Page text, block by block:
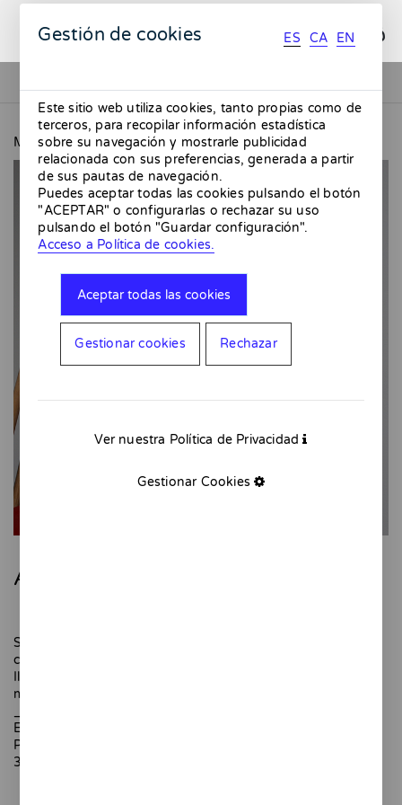
EN
MMMMERCAT Arengades - serigrafía
Arengades - serigrafía
Siempre me han gustado las sardinas bien ordenadas en
cajas redondas de madera.
manual.
Edición limitada de 10 unidades.
Papel de 300 gr.
35 x 35 cm.
Gestión de cookies ES CA EN
Este sitio web utiliza cookies, tanto propias como de
terceros, para recopilar información estadística
sobre su navegación y mostrarle publicidad
relacionada con sus preferencias, generada a partir
de sus pautas de navegación.
Puedes aceptar todas las cookies pulsando el botón
"ACEPTAR" o configurarlas o rechazar su uso
pulsando el botón "Guardar configuración".
Acceso a Política de cookies.
Aceptar todas las cookies
Gestionar cookies Rechazar
Ver nuestra Política de Privacidad
Gestionar Cookies